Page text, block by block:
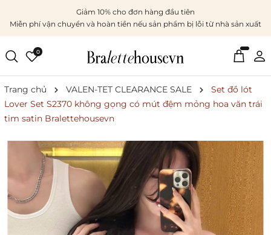
Giảm 10% cho đơn hàng đầu tiên
Miễn phí vận chuyển và hoàn tiền nếu sản phẩm bị lỗi từ nhà sản xuất
0
Trang chủ VALEN-TET CLEARANCE SALE
Set đồ lót
Lover Set S2370 không gọng có mút đệm mỏng hoa văn trái
tim satin Bralettehousevn